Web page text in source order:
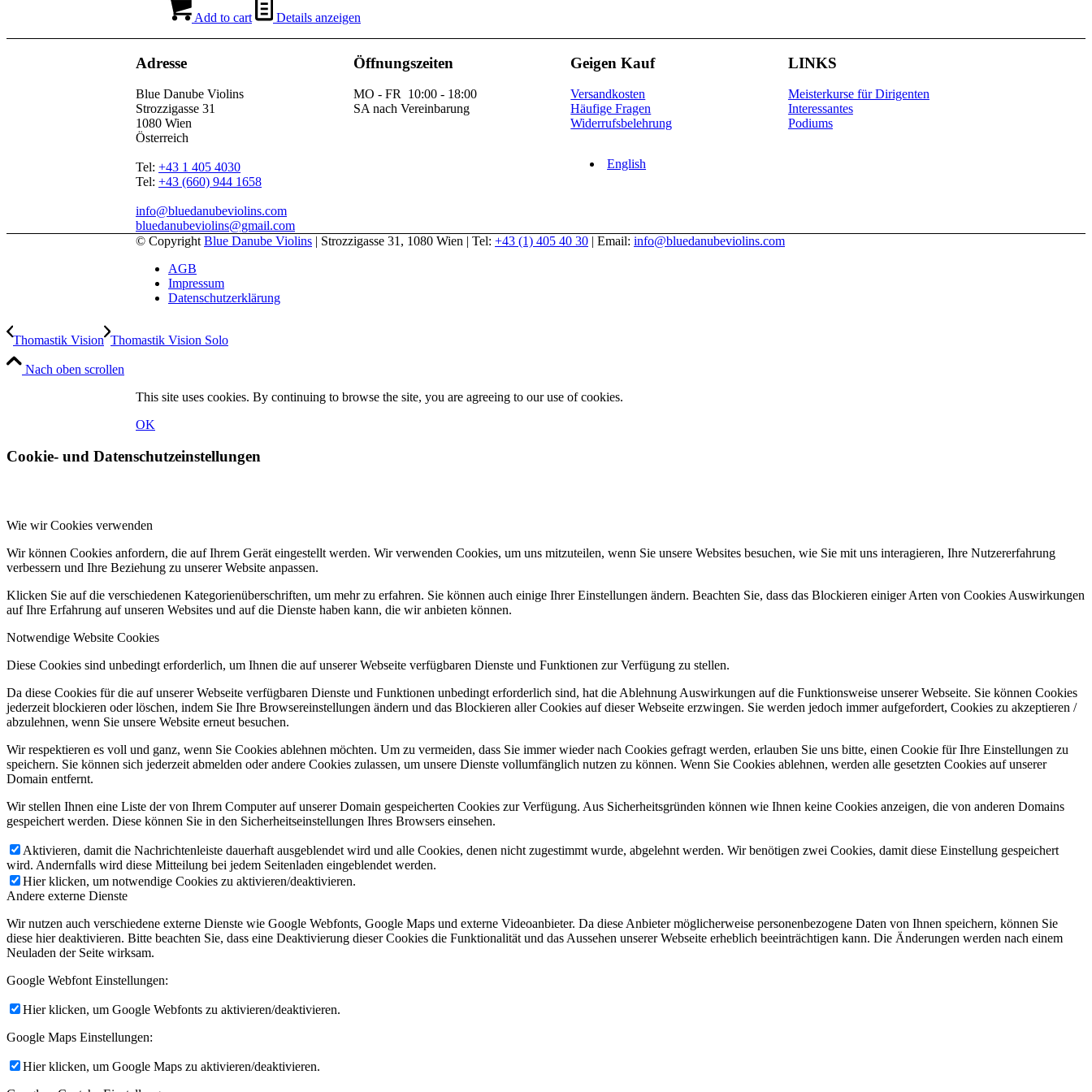
Add to cart Details anzeigen
Adresse
Blue Danube Violins
Strozzigasse 31
1080 Wien
Österreich
Tel: +43 1 405 4030
Tel: +43 (660) 944 1658
info@bluedanubeviolins.com
bluedanubeviolins@gmail.com
Öffnungszeiten
MO - FR 10:00 - 18:00
SA nach Vereinbarung
Geigen Kauf
Versandkosten
Häufige Fragen
Widerrufsbelehrung
English
LINKS
Meisterkurse für Dirigenten
Interessantes
Podiums
© Copyright Blue Danube Violins | Strozzigasse 31, 1080 Wien | Tel: +43 (1) 405 40 30 | Email: info@bluedanubeviolins.com
AGB
Impressum
Datenschutzerklärung
Thomastik Vision Thomastik Vision Solo
Nach oben scrollen
This site uses cookies. By continuing to browse the site, you are agreeing to our use of cookies.
OK
Cookie- und Datenschutzeinstellungen
Wie wir Cookies verwenden
Wir können Cookies anfordern, die auf Ihrem Gerät eingestellt werden. Wir verwenden Cookies, um uns mitzuteilen, wenn Sie unsere Websites besuchen, wie Sie mit uns interagieren, Ihre Nutzererfahrung
verbessern und Ihre Beziehung zu unserer Website anpassen.
Klicken Sie auf die verschiedenen Kategorienüberschriften, um mehr zu erfahren. Sie können auch einige Ihrer Einstellungen ändern. Beachten Sie, dass das Blockieren einiger Arten von Cookies Auswirkungen
auf Ihre Erfahrung auf unseren Websites und auf die Dienste haben kann, die wir anbieten können.
Notwendige Website Cookies
Diese Cookies sind unbedingt erforderlich, um Ihnen die auf unserer Webseite verfügbaren Dienste und Funktionen zur Verfügung zu stellen.
Da diese Cookies für die auf unserer Webseite verfügbaren Dienste und Funktionen unbedingt erforderlich sind, hat die Ablehnung Auswirkungen auf die Funktionsweise unserer Webseite. Sie können Cookies
jederzeit blockieren oder löschen, indem Sie Ihre Browsereinstellungen ändern und das Blockieren aller Cookies auf dieser Webseite erzwingen. Sie werden jedoch immer aufgefordert, Cookies zu akzeptieren /
abzulehnen, wenn Sie unsere Website erneut besuchen.
Wir respektieren es voll und ganz, wenn Sie Cookies ablehnen möchten. Um zu vermeiden, dass Sie immer wieder nach Cookies gefragt werden, erlauben Sie uns bitte, einen Cookie für Ihre Einstellungen zu
speichern. Sie können sich jederzeit abmelden oder andere Cookies zulassen, um unsere Dienste vollumfänglich nutzen zu können. Wenn Sie Cookies ablehnen, werden alle gesetzten Cookies auf unserer
Domain entfernt.
Wir stellen Ihnen eine Liste der von Ihrem Computer auf unserer Domain gespeicherten Cookies zur Verfügung. Aus Sicherheitsgründen können wie Ihnen keine Cookies anzeigen, die von anderen Domains
gespeichert werden. Diese können Sie in den Sicherheitseinstellungen Ihres Browsers einsehen.
Aktivieren, damit die Nachrichtenleiste dauerhaft ausgeblendet wird und alle Cookies, denen nicht zugestimmt wurde, abgelehnt werden. Wir benötigen zwei Cookies, damit diese Einstellung gespeichert
wird. Andernfalls wird diese Mitteilung bei jedem Seitenladen eingeblendet werden.
Hier klicken, um notwendige Cookies zu aktivieren/deaktivieren.
Andere externe Dienste
Wir nutzen auch verschiedene externe Dienste wie Google Webfonts, Google Maps und externe Videoanbieter. Da diese Anbieter möglicherweise personenbezogene Daten von Ihnen speichern, können Sie
diese hier deaktivieren. Bitte beachten Sie, dass eine Deaktivierung dieser Cookies die Funktionalität und das Aussehen unserer Webseite erheblich beeinträchtigen kann. Die Änderungen werden nach einem
Neuladen der Seite wirksam.
Google Webfont Einstellungen:
Hier klicken, um Google Webfonts zu aktivieren/deaktivieren.
Google Maps Einstellungen:
Hier klicken, um Google Maps zu aktivieren/deaktivieren.